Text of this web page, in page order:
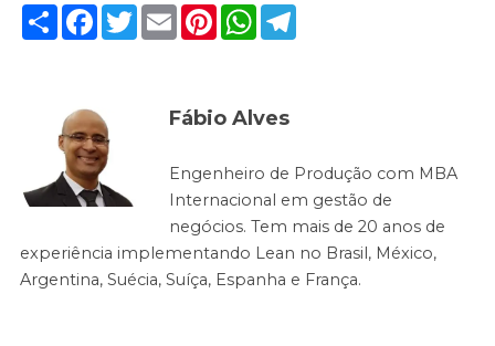
ShareFacebook
TwitterEmailPinterestWhatsApp
Telegram
Fábio Alves
Engenheiro de Produção com MBA
Internacional em gestão de
negócios. Tem mais de 20 anos de
experiência implementando Lean no Brasil, México,
Argentina, Suécia, Suíça, Espanha e França.